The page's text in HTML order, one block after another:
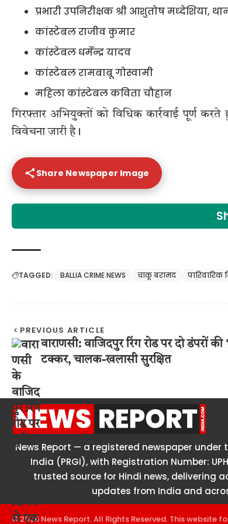
प्रभारी उपनिरीक्षक श्री आशुतोष मध्देशिया,
कांस्टेबल राजीव कुमार
कांस्टेबल धर्मेन्द्र यादव
कांस्टेबल रामबाबू गोस्वामी
महिला कांस्टेबल कविता चौहान
गिरफ्तार अभियुक्तों को विधिक कार्रवाई पूर्ण
विवेचना जारी है।
Share Newspaper Image
TAGGED: BALLIA CRIME NEWS चाकू बरामद पारिवारिक
PREVIOUS ARTICLE
वाराणसी: वाजिदपुर रिंग रोड पर दो डंपरों
टक्कर, चालक-खलासी सुरक्षित
News Report — a registered newspaper under
India (PRGI), with Registration Number:
trusted source for Hindi news, delivering
updates from India and
© 2026 News Report. All Rights Reserved. This website